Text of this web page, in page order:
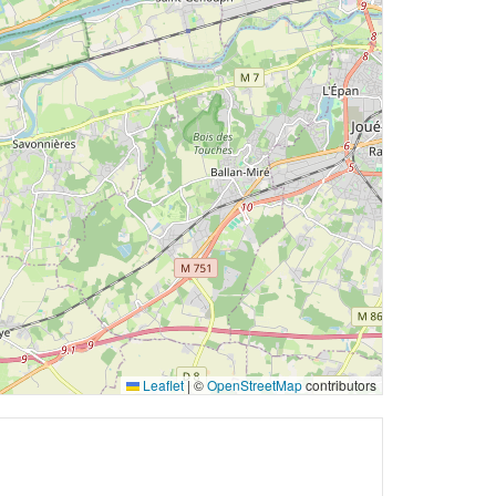
Leaflet| ©OpenStreetMapcontributors